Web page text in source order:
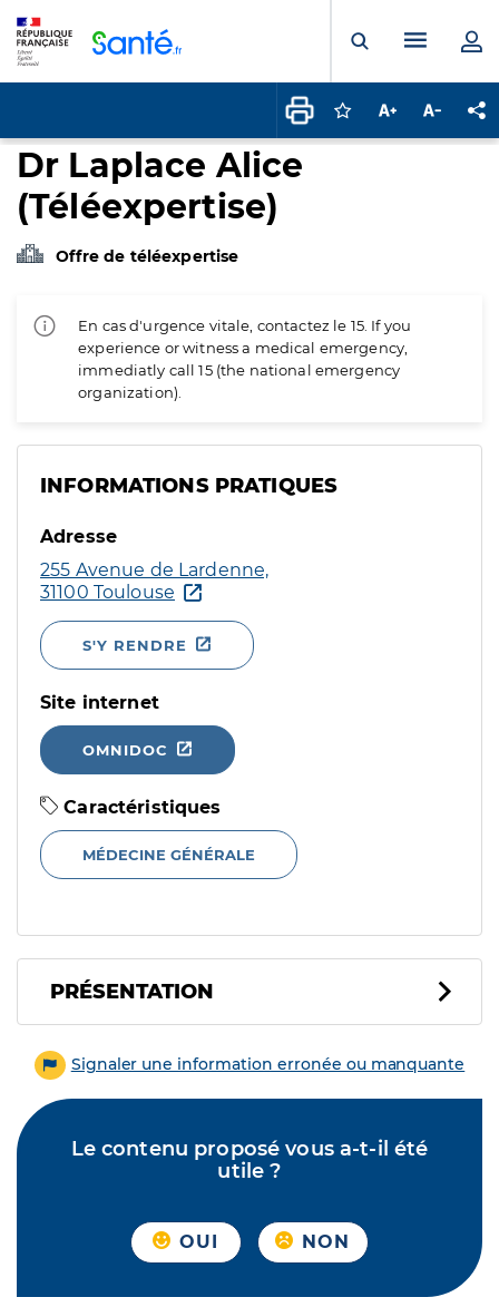
Ouvrir laMenu
Connectez-vous
Augmenter la
Dr Laplace Alice
(Téléexpertise)
Offre de téléexpertise
En cas d'urgence vitale, contactez le 15. If you
experience or witness a medical emergency,
immediatly call 15 (the national emergency
organization).
INFORMATIONS PRATIQUES
Adresse
255 Avenue de Lardenne,
31100 Toulouse
S'Y RENDRE
Site internet
OMNIDOC
Caractéristiques
MÉDECINE GÉNÉRALE
PRÉSENTATION
Signaler une information erronée ou manquante
Le contenu proposé vous a-t-il été
utile ?
OUI NON